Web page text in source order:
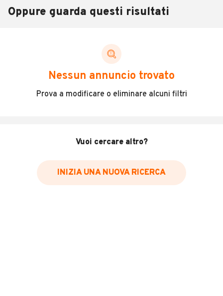
Bmw R 1250 RT Completa di accessori, Tagliandi BMW.
INFORMAZIONI VEICOLO
Oppure guarda questi risultati
Nessun annuncio trovato
Prova a modificare o eliminare alcuni filtri
Vuoi cercare altro?
INIZIA UNA NUOVA RICERCA